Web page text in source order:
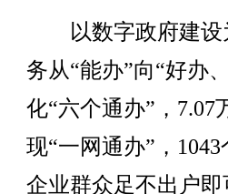
以数字政府建设
务从“能办”向“好办
化“六个通办”，
现“一网通办”，
企业群众足不出户